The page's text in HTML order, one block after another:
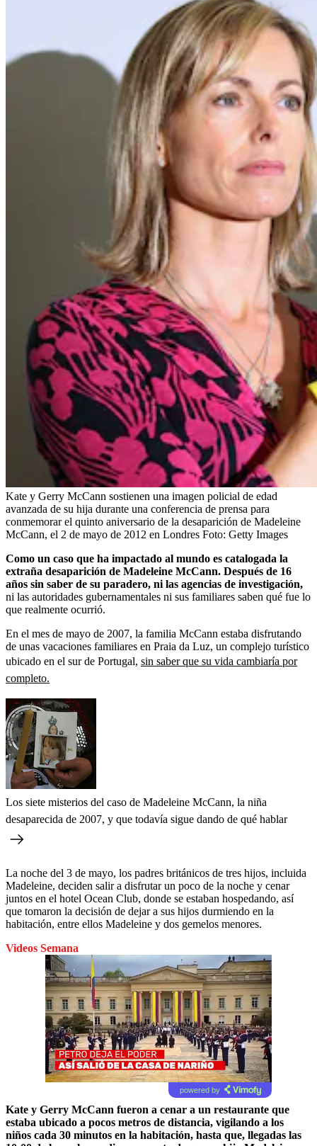
Kate y Gerry McCann sostienen una imagen policial de edad
avanzada de su hija durante una conferencia de prensa para
conmemorar el quinto aniversario de la desaparición de Madeleine
McCann, el 2 de mayo de 2012 en Londres Foto: Getty Images
Como un caso que ha impactado al mundo es catalogada la
extraña desaparición de Madeleine McCann. Después de 16
años sin saber de su paradero, ni las agencias de investigación,
ni las autoridades gubernamentales ni sus familiares saben qué fue lo
que realmente ocurrió.
En el mes de mayo de 2007, la familia McCann estaba disfrutando
de unas vacaciones familiares en Praia da Luz, un complejo turístico
ubicado en el sur de Portugal, sin saber que su vida cambiaría por
completo.
Los siete misterios del caso de Madeleine McCann, la niña
desaparecida de 2007, y que todavía sigue dando de qué hablar
La noche del 3 de mayo, los padres británicos de tres hijos, incluida
Madeleine, deciden salir a disfrutar un poco de la noche y cenar
juntos en el hotel Ocean Club, donde se estaban hospedando, así
que tomaron la decisión de dejar a sus hijos durmiendo en la
habitación, entre ellos Madeleine y dos gemelos menores.
Videos Semana
powered by
Kate y Gerry McCann fueron a cenar a un restaurante que
estaba ubicado a pocos metros de distancia, vigilando a los
niños cada 30 minutos en la habitación, hasta que, llegadas las